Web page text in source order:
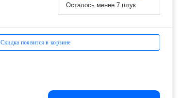
Осталось менее 7 штук
Скидка появится в корзине